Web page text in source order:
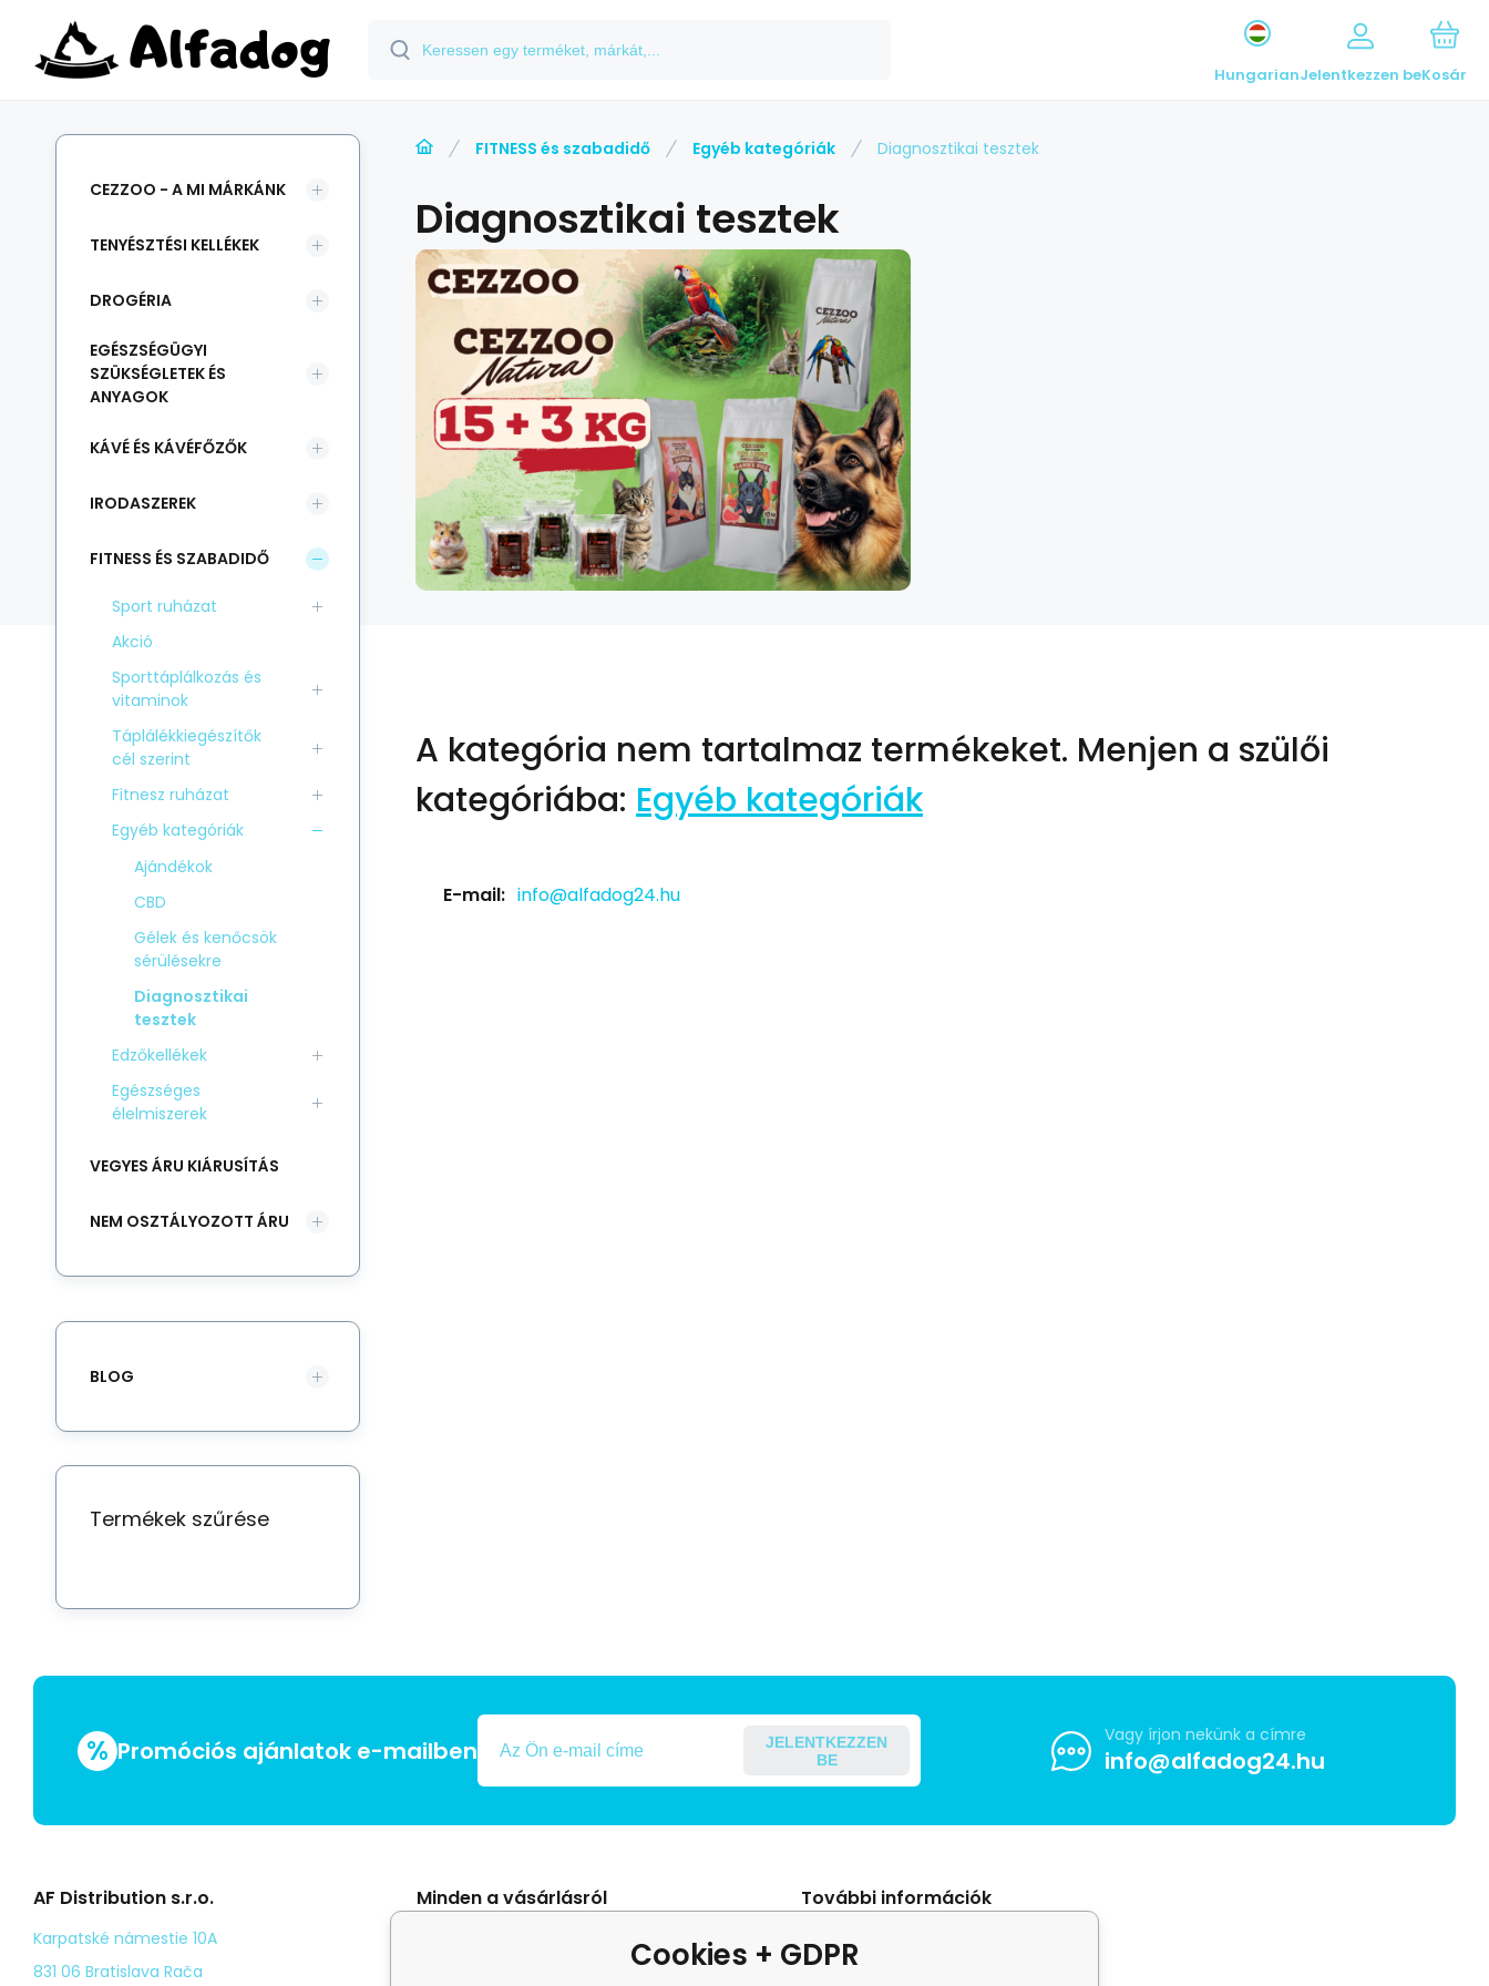
HungarianJelentkezzen beKosár
FITNESS és szabadidő Egyéb kategóriák Diagnosztikai tesztek
Diagnosztikai tesztek
A kategória nem tartalmaz termékeket. Menjen a szülői
kategóriába: Egyéb kategóriák
E-mail: info@alfadog24.hu
CEZZOO - A MI MÁRKÁNK
TENYÉSZTÉSI KELLÉKEK
DROGÉRIA
EGÉSZSÉGÜGYI
SZÜKSÉGLETEK ÉS
ANYAGOK
KÁVÉ ÉS KÁVÉFŐZŐK
IRODASZEREK
FITNESS ÉS SZABADIDŐ
Sport ruházat
Akció
Sporttáplálkozás és
vitaminok
Táplálékkiegészítők
cél szerint
Fitnesz ruházat
Egyéb kategóriák
Ajándékok
CBD
Gélek és kenőcsök
sérülésekre
Diagnosztikai
tesztek
Edzőkellékek
Egészséges
élelmiszerek
VEGYES ÁRU KIÁRUSÍTÁS
NEM OSZTÁLYOZOTT ÁRU
BLOG
Termékek szűrése
% Promóciós ajánlatok e-mailben
JELENTKEZZEN
BE
Vagy írjon nekünk a címre
info@alfadog24.hu
AF Distribution s.r.o.
Karpatské námestie 10A
831 06 Bratislava Rača
Minden a vásárlásról További információk
panasz
Cookies + GDPR